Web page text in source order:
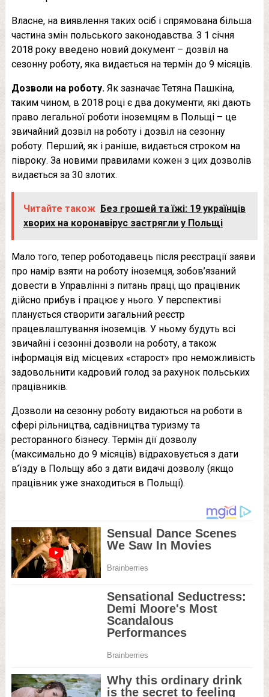
Власне, на виявлення таких осіб і спрямована більша
частина змін польського законодавства. З 1 січня
2018 року введено новий документ – дозвіл на
сезонну роботу, яка видається на термін до 9 місяців.
Дозволи на роботу. Як зазначає Тетяна Пашкіна,
таким чином, в 2018 році є два документи, які дають
право легальної роботи іноземцям в Польщі – це
звичайний дозвіл на роботу і дозвіл на сезонну
роботу. Перший, як і раніше, видається строком на
півроку. За новими правилами кожен з цих дозволів
видається за 30 злотих.
Читайте також Без грошей та їжі: 19 українців
хворих на коронавірус застрягли у Польщі
Мало того, тепер роботодавець після реєстрації заяви
про намір взяти на роботу іноземця, зобов’язаний
довести в Управлінні з питань праці, що працівник
дійсно прибув і працює у нього. У перспективі
планується створити загальний реєстр
працевлаштування іноземців. У ньому будуть всі
звичайні і сезонні дозволи на роботу, а також
інформація від місцевих «старост» про неможливість
задовольнити кадровий голод за рахунок польських
працівників.
Дозволи на сезонну роботу видаються на роботи в
сфері рільництва, садівництва туризму та
ресторанного бізнесу. Термін дії дозволу
(максимально до 9 місяців) відраховується з дати
в’їзду в Польщу або з дати видачі дозволу (якщо
працівник уже знаходиться в Польщі).